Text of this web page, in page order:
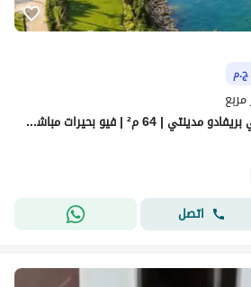
استوديو للبيع بالتقسيط في بريفادو مدينتي | 64 م² | فيو بحيرات مباشر | بمقدم 850,000 فرصة استثمارية مميزة.
اتصل